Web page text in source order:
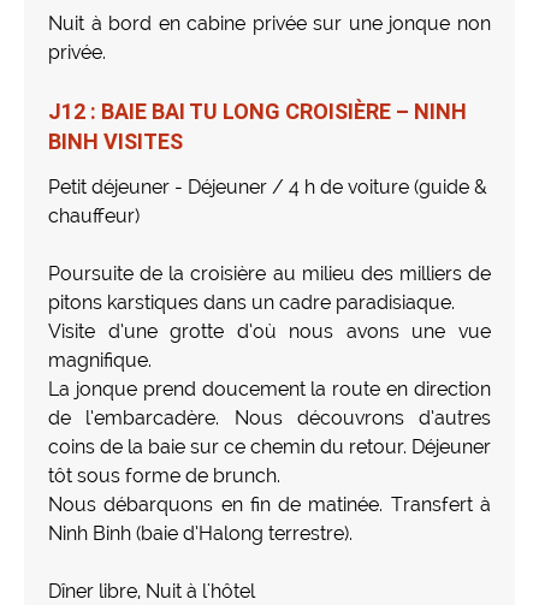
Nuit à bord en cabine privée sur une jonque non
privée.
J12 : BAIE BAI TU LONG CROISIÈRE – NINH
BINH VISITES
Petit déjeuner - Déjeuner / 4 h de voiture (guide &
chauffeur)
Poursuite de la croisière au milieu des milliers de
pitons karstiques dans un cadre paradisiaque.
Visite d’une grotte d’où nous avons une vue
magnifique.
La jonque prend doucement la route en direction
de l’embarcadère. Nous découvrons d’autres
coins de la baie sur ce chemin du retour. Déjeuner
tôt sous forme de brunch.
Nous débarquons en fin de matinée. Transfert à
Ninh Binh (baie d’Halong terrestre).
Dîner libre, Nuit à l'hôtel